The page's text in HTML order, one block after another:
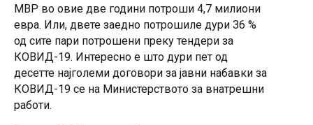
МВР во овие две години потроши 4,7 милиони
евра. Или, двете заедно потрошиле дури 36 %
од сите пари потрошени преку тендери за
КОВИД-19. Интересно е што дури пет од
десетте најголеми договори за јавни набавки за
КОВИД-19 се на Министерството за внатрешни
работи.